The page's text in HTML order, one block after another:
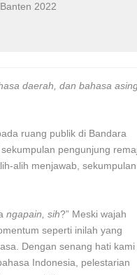
2022
daerah, dan bahasa
ruang publik di Bandara
pengunjung
alih menjawab, sekumpulan
ngapain, sih?” Meski wajah
seperti inilah yang
Dengan senang hati kami
Indonesia, pelestarian